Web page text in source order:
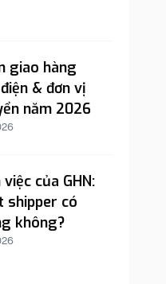
giao hàng
& đơn vị
năm 2026
của GHN:
shipper có
không?